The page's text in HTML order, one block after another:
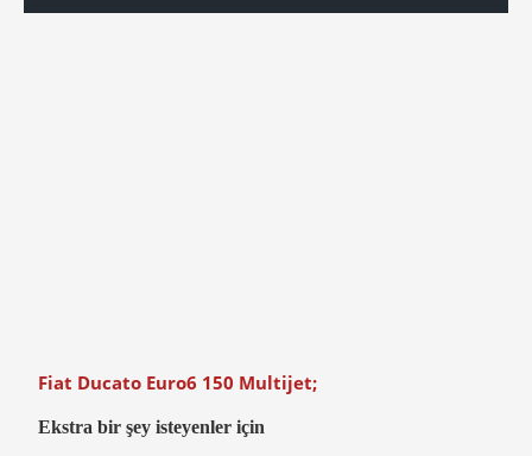
Fiat Ducato Euro6 150 Multijet;
Ekstra bir şey isteyenler için